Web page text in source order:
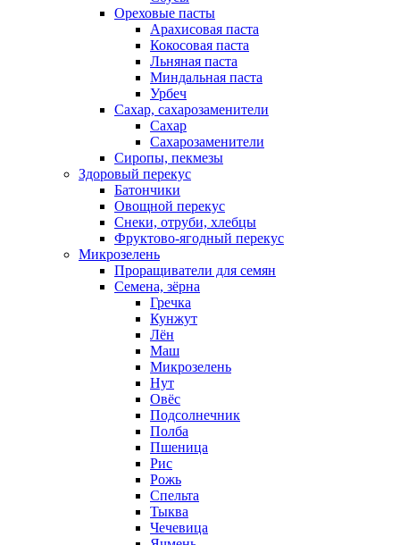
Ореховые пасты
Арахисовая паста
Кокосовая паста
Льняная паста
Миндальная паста
Урбеч
Сахар, сахарозаменители
Сахар
Сахарозаменители
Сиропы, пекмезы
Здоровый перекус
Батончики
Овощной перекус
Снеки, отруби, хлебцы
Фруктово-ягодный перекус
Микрозелень
Проращиватели для семян
Семена, зёрна
Гречка
Кунжут
Лён
Маш
Микрозелень
Нут
Овёс
Подсолнечник
Полба
Пшеница
Рис
Рожь
Спельта
Тыква
Чечевица